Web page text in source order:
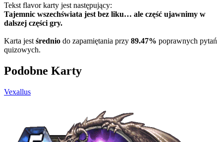
Tekst flavor karty jest następujący:
Tajemnic wszechświata jest bez liku… ale część ujawnimy w
dalszej części gry.
Karta jest średnio do zapamiętania przy 89.47% poprawnych pytań
quizowych.
Podobne Karty
Vexallus